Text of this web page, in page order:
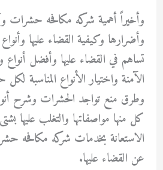
وأخيراً أهمية شركه مكافحه حشرات
وأضرارها وكيفية القضاء عليها
تساهم في القضاء عليها وأفضل
الآمنة واختيار الأنواع المناسبة
وطرق منع تواجد الحشرات وشرح
كل منها مواصفاتها والتغلب عليها
الاستعانة بخدمات شركه مكافحه
عن القضاء عليها.